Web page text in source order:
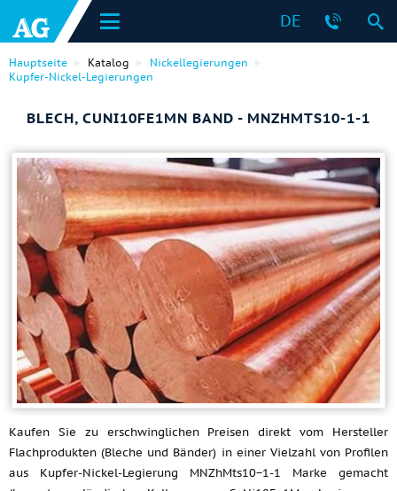
DE
Hauptseite Katalog
Nickellegierungen
Kupfer-Nickel-Legierungen
BLECH, CUNI10FE1MN BAND - MNZHMTS10-1-1
Kaufen Sie zu erschwinglichen Preisen direkt vom Hersteller
Flachprodukten (Bleche und Bänder) in einer Vielzahl von Profilen
aus Kupfer-Nickel-Legierung MNZhMts10−1-1 Marke gemacht